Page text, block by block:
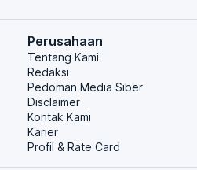
Perusahaan
Tentang Kami
Redaksi
Pedoman Media Siber
Disclaimer
Kontak Kami
Karier
Profil & Rate Card